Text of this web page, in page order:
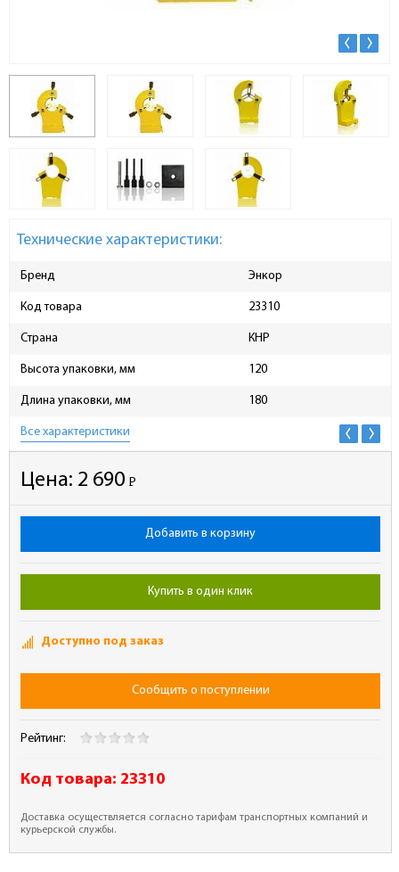
Технические характеристики:
Бренд Энкор
Код товара 23310
Страна КНР
Высота упаковки, мм 120
Длина упаковки, мм 180
Все характеристики
Цена: 2 690 Р
-
Добавить в корзину
Купить в один клик
Доступно под заказ
Сообщить о поступлении
Рейтинг:
Код товара: 23310
Доставка осуществляется согласно тарифам транспортных компаний и
курьерской службы.